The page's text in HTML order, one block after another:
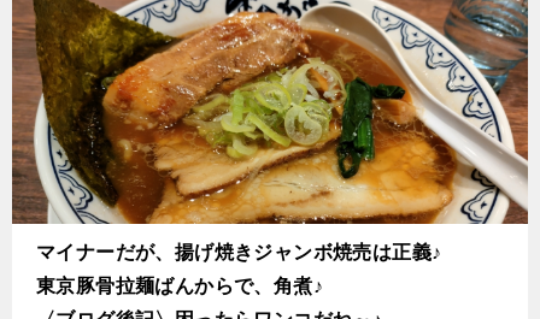
マイナーだが、揚げ焼きジャンボ焼売は正義♪
東京豚骨拉麺ばんからで、角煮♪